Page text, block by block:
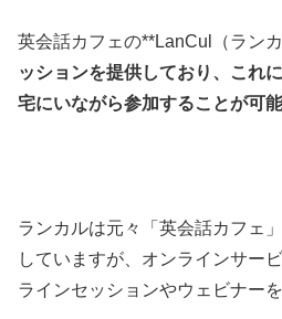
英会話カフェの**LanCul（ランカ
ッションを提供しており、これ
宅にいながら参加することが可能
ランカルは元々「英会話カフェ
していますが、オンラインサー
ラインセッションやウェビナー